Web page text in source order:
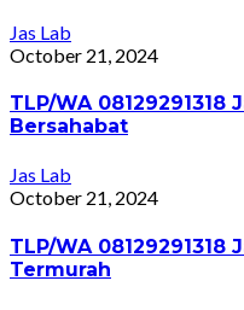
Jas Lab
October 21, 2024
TLP/WA 08129291318
Bersahabat
Jas Lab
October 21, 2024
TLP/WA 08129291318
Termurah